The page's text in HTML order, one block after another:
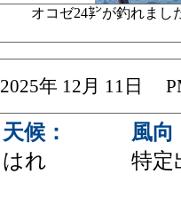
オコゼ24㌢が釣れま
2025年 12月 11日
天候：
はれ
風向
特定